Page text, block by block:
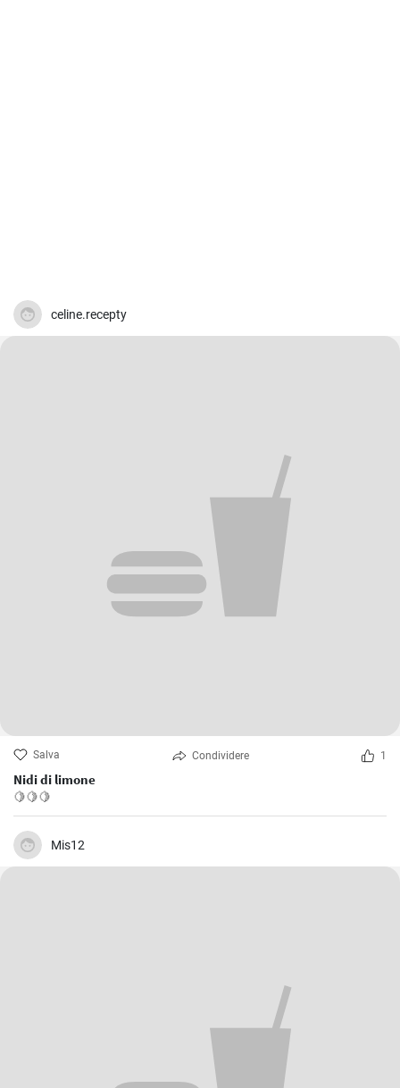
celine.recepty
Salva Condividere 1
Nidi di limone
🍋🍋🍋
Mis12